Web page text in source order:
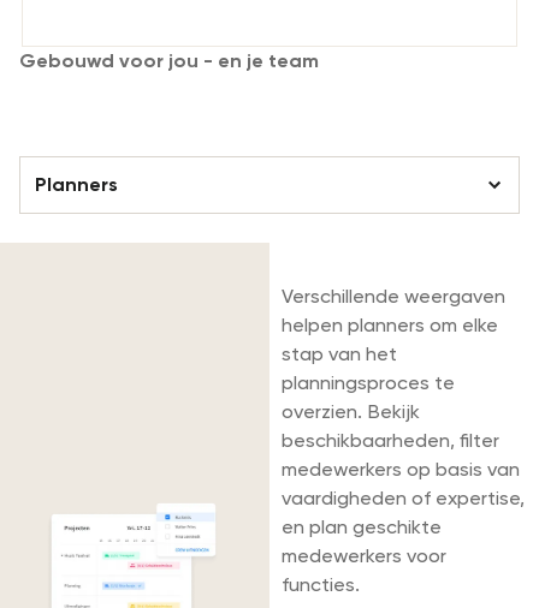
Gebouwd voor jou - en je team
Planners
Planners
Personeelsleden/freelancersVerschillende weergaven
helpen planners om elke
stap van het
planningsproces te
overzien. Bekijk
beschikbaarheden, filter
medewerkers op basis van
vaardigheden of expertise,
en plan geschikte
medewerkers voor
functies.